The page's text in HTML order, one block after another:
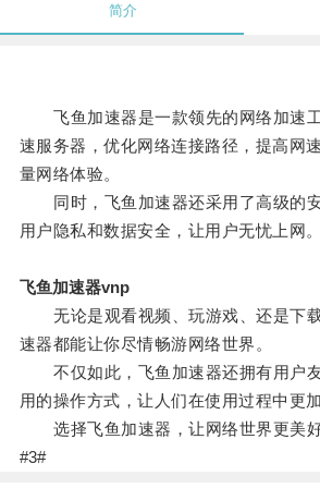
简介
飞鱼加速器是一款领先的网络加速
速服务器，优化网络连接路径，提高网
量网络体验。
同时，飞鱼加速器还采用了高级的
用户隐私和数据安全，让用户无忧上网。
飞鱼加速器vnp
无论是观看视频、玩游戏、还是下
速器都能让你尽情畅游网络世界。
不仅如此，飞鱼加速器还拥有用户
用的操作方式，让人们在使用过程中更
选择飞鱼加速器，让网络世界更美好
#3#